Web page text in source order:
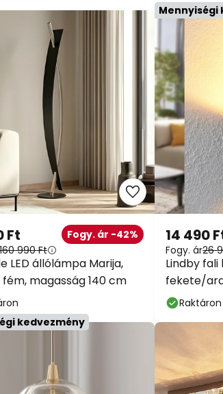
Ft
160 990 Ft
Fogy. ár -42%
LED állólámpa Marija,
magasság 140 cm
Mennyiségi
14 490
Fogy. ár26
Lindby fali
fekete/
Raktáron
kedvezmény